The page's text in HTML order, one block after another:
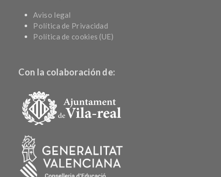
Aviso legal
Política de Privacidad
Política de cookies (UE)
Con la colaboración de: